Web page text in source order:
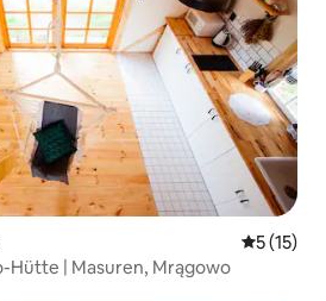
5 (15)
Hütte | Masuren, Mrągowo